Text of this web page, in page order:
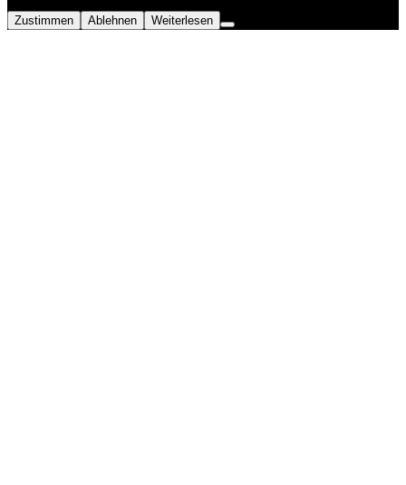
Zustimmen Ablehnen Weiterlesen